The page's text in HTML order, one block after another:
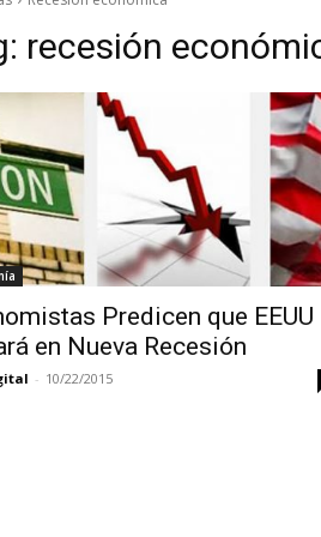
recesión
Predicen que EEUU
en Nueva Recesión
- 10/22/2015